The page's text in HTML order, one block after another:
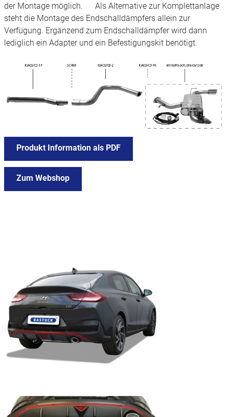
der Montage möglich. Als Alternative zur Komplettanlage
steht die Montage des Endschalldämpfers allein zur
Verfügung. Ergänzend zum Endschalldämpfer wird dann
lediglich ein Adapter und ein Befestigungskit benötigt.
Produkt Information als PDF
Zum Webshop